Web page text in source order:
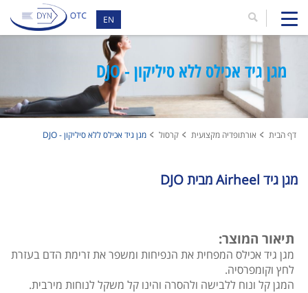
EN
מגן גיד אכילס ללא סיליקון - DJO
דף הבית אורתופדיה מקצועית קרסול מגן גיד אכילס ללא סיליקון - DJO
מגן גיד Airheel מבית DJO
תיאור המוצר:
מגן גיד אכילס המפחית את הנפיחות ומשפר את זרימת הדם בעזרת
לחץ וקומפרסיה.
המגן קל ונוח ללבישה ולהסרה והינו קל משקל לנוחות מירבית.